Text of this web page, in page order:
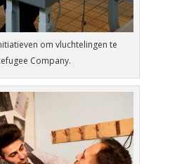
om vluchtelingen te
Company.